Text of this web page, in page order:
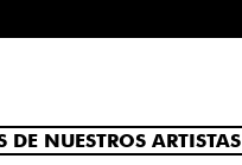
DE NUESTROS ARTISTAS